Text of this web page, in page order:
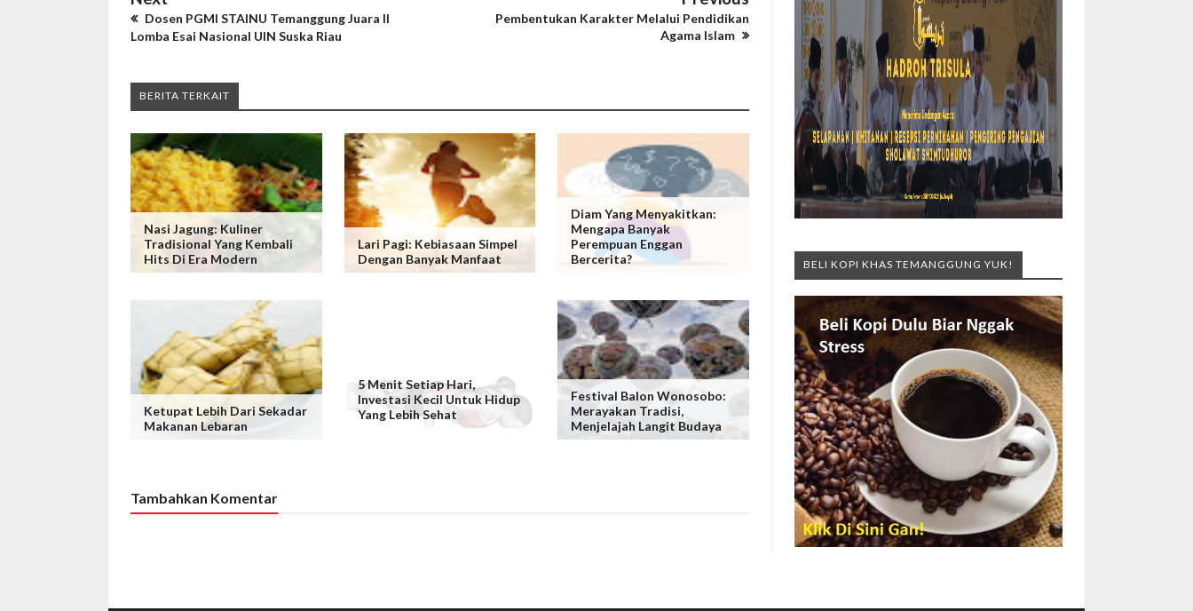
Dosen PGMI STAINU Temanggung Juara II
Lomba Esai Nasional UIN Suska Riau
Pembentukan Karakter Melalui Pendidikan
Agama Islam
BERITA TERKAIT
Nasi Jagung: Kuliner
Tradisional Yang Kembali
Hits Di Era Modern
Lari Pagi: Kebiasaan Simpel
Dengan Banyak Manfaat
Diam Yang Menyakitkan:
Mengapa Banyak
Perempuan Enggan
Bercerita?
Ketupat Lebih Dari Sekadar
Makanan Lebaran
5 Menit Setiap Hari,
Investasi Kecil Untuk Hidup
Yang Lebih Sehat
Festival Balon Wonosobo:
Merayakan Tradisi,
Menjelajah Langit Budaya
Tambahkan Komentar
BELI KOPI KHAS TEMANGGUNG YUK!